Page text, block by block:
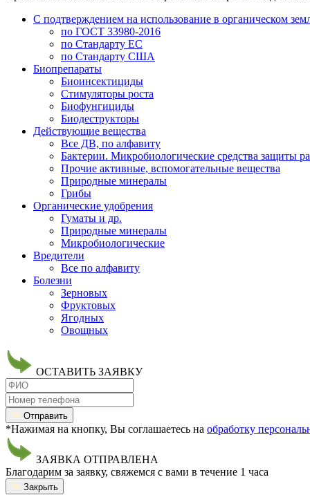
С подтверждением на использование в органическом
по ГОСТ 33980-2016
по Стандарту ЕС
по Стандарту США
Биопрепараты
Биоинсектициды
Стимуляторы роста
Биофунгициды
Биодеструкторы
Действующие вещества
Все ДВ, по алфавиту
Бактерии. Микробиологические средства защиты
Прочие активные, вспомогательные вещества
Природные минералы
Грибы
Органические удобрения
Гуматы и др.
Природные минералы
Микробиологические
Вредители
Все по алфавиту
Болезни
Зерновых
Фруктовых
Ягодных
Овощных
ОСТАВИТЬ ЗАЯВКУ
Отправить
*Нажимая на кнопку, Вы соглашаетесь на обработку
ЗАЯВКА ОТПРАВЛЕНА
Благодарим за заявку, свяжемся с вами в течение 1 часа
Закрыть